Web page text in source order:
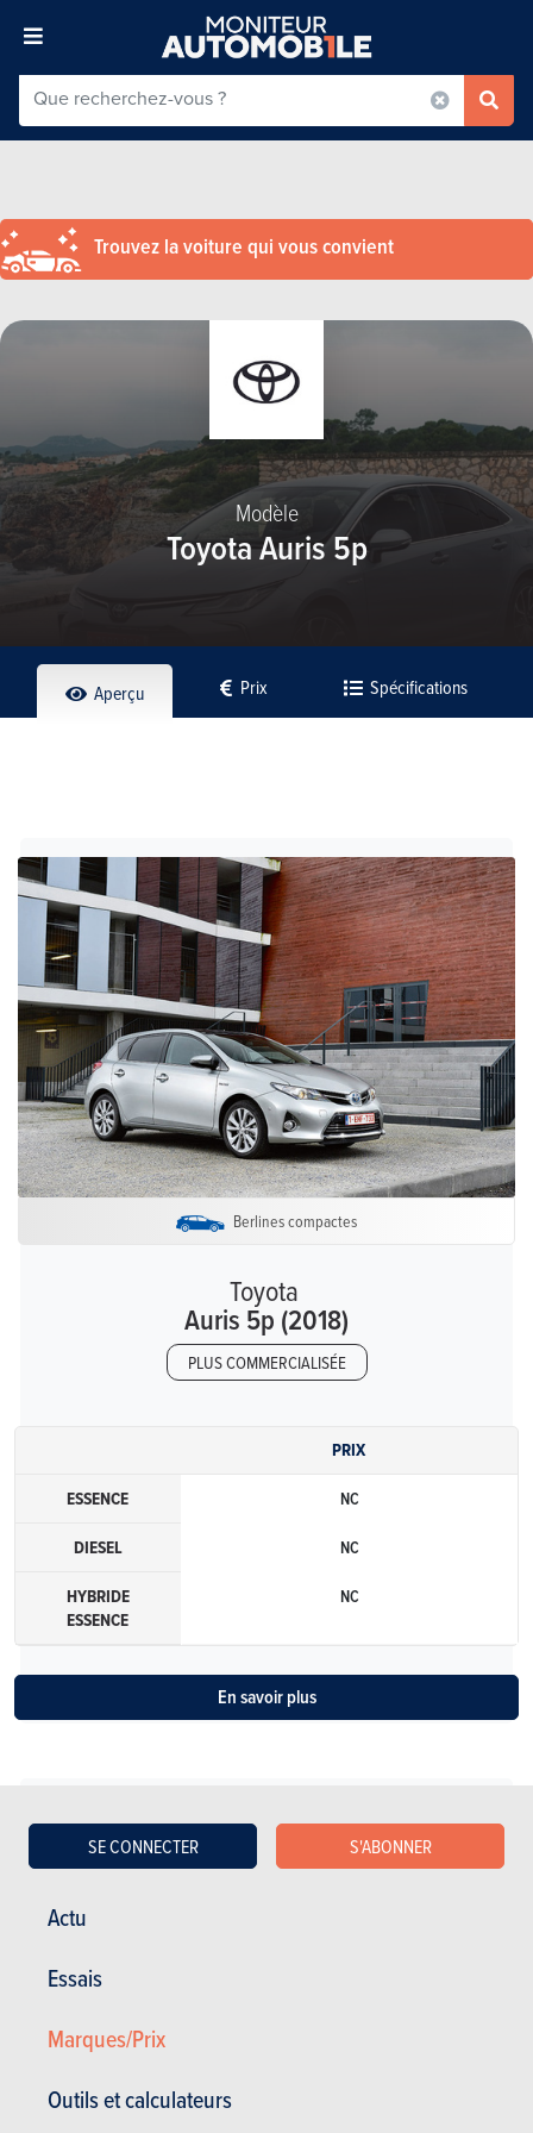
Actu
Essais
Marques/Prix
Outils et calculateurs
SE CONNECTER S'ABONNER
Trouvez la voiture qui vous convient
Modèle
Toyota Auris 5p
Aperçu Prix Spécifications
Berlines compactes
Toyota
Auris 5p (2018)
PLUS COMMERCIALISÉE
PRIX
ESSENCE
NC
DIESEL NC
HYBRIDE
ESSENCE
NC
En savoir plus